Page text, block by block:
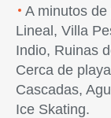
A minutos
Lineal, Villa
Indio, Ruinas
Cerca de
Cascadas,
Ice Skating.